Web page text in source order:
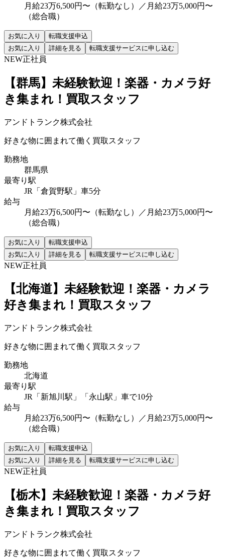
月給23万6,500円〜（転勤なし）／月給23万5,000円〜
（総合職）
お気に入り
転職支援申込
お気に入り
詳細を見る 転職支援サービスに申し込む
NEW正社員
【群馬】未経験歓迎！楽器・カメラ好
き集まれ！買取スタッフ
アンドトランク株式会社
好きな物に囲まれて働く買取スタッフ
勤務地
群馬県
最寄り駅
JR「倉賀野駅」車5分
給与
月給23万6,500円〜（転勤なし）／月給23万5,000円〜
（総合職）
お気に入り
転職支援申込
お気に入り
詳細を見る 転職支援サービスに申し込む
NEW正社員
【北海道】未経験歓迎！楽器・カメラ
好き集まれ！買取スタッフ
アンドトランク株式会社
好きな物に囲まれて働く買取スタッフ
勤務地
北海道
最寄り駅
JR「新旭川駅」「永山駅」車で10分
給与
月給23万6,500円〜（転勤なし）／月給23万5,000円〜
（総合職）
お気に入り
転職支援申込
お気に入り
詳細を見る 転職支援サービスに申し込む
NEW正社員
【栃木】未経験歓迎！楽器・カメラ好
き集まれ！買取スタッフ
アンドトランク株式会社
好きな物に囲まれて働く買取スタッフ